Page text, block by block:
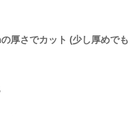
厚さでカット (少し厚めでも